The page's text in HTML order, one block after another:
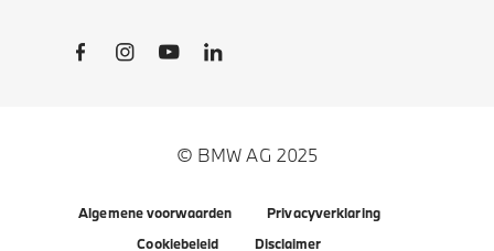
Social Links
© BMW AG 2025
Algemene voorwaarden
Privacyverklaring
Cookiebeleid
Disclaimer